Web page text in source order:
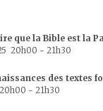
que la Bible est la
20h00 - 21h30
des textes
20h00 - 21h30